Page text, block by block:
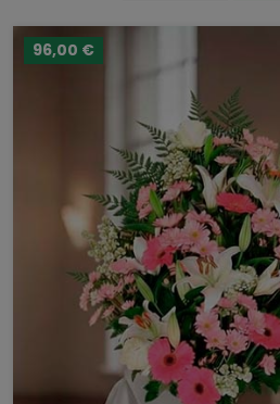
96,00 €